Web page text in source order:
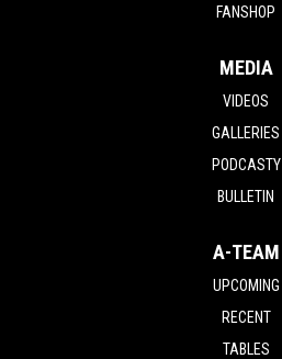
FANSHOP
MEDIA
VIDEOS
GALLERIES
PODCASTY
BULLETIN
A-TEAM
UPCOMING
RECENT
TABLES